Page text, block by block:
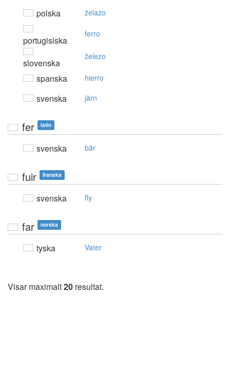
polska żelazo
portugisiska
ferro
slovenska
železo
spanska hierro
svenska järn
fer latin
svenska bär
fuir franska
svenska fly
far norska
tyska Vater
Visar maximalt20 resultat.